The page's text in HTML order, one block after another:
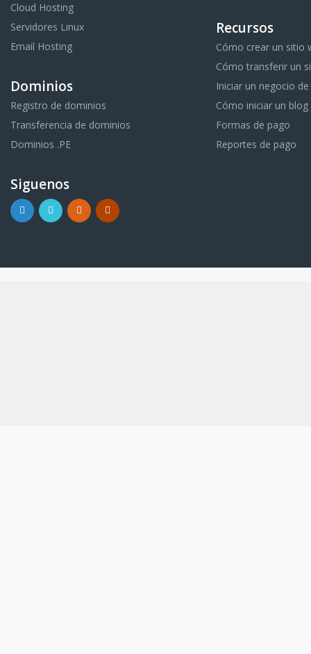
Cloud Hosting
Servidores Linux
Email Hosting
Dominios
Registro de dominios
Transferencia de dominios
Dominios .PE
Siguenos
Recursos
Cómo crear un sitio
Cómo transferir un
Iniciar un negocio
Cómo iniciar un blog
Formas de pago
Reportes de pago